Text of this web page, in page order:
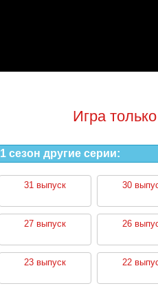
Игра
1 сезон другие серии:
31 выпуск 30
27 выпуск 26
23 выпуск 22